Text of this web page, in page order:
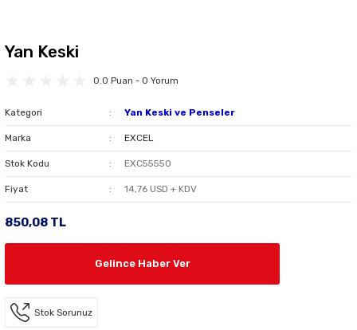
Yan Keski
0.0 Puan - 0 Yorum
Kategori Yan Keski ve Penseler
Marka EXCEL
Stok Kodu EXC55550
Fiyat 14,76 USD + KDV
850,08 TL
Gelince Haber Ver
Stok Sorunuz